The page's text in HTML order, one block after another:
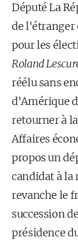
Député La
de l'étranger
pour les
Roland
réélu sans
d'Amérique
retourner à
Affaires
propos un
candidat à la
revanche le
succession de
présidence